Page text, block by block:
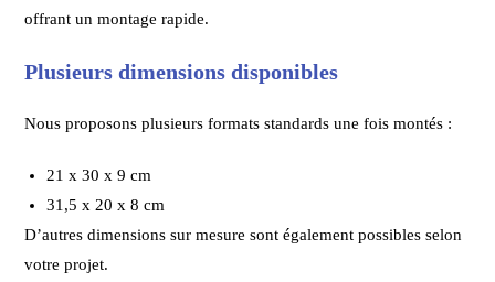
offrant un montage rapide.
Plusieurs dimensions disponibles
Nous proposons plusieurs formats standards une fois montés :
21 x 30 x 9 cm
31,5 x 20 x 8 cm
D’autres dimensions sur mesure sont également possibles selon
votre projet.